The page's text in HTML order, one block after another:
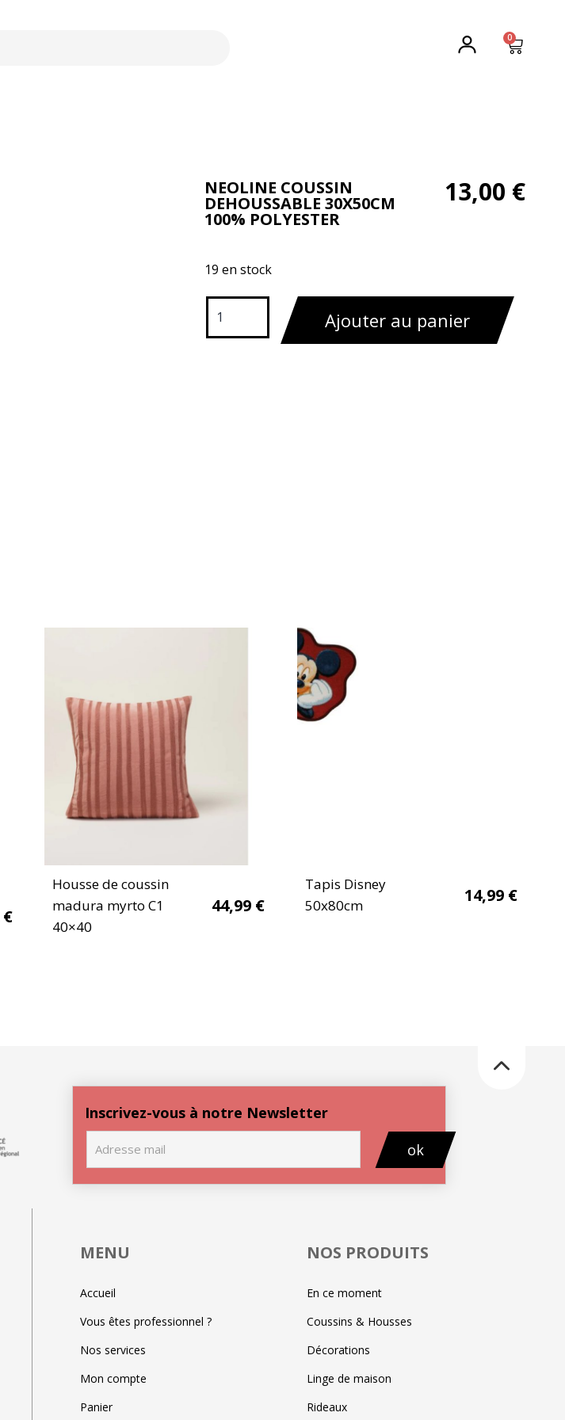
0
NEOLINE COUSSIN
DEHOUSSABLE 30X50CM
100% POLYESTER
13,00 €
19 en stock
Ajouter au panier
€
Housse de coussin
madura myrto C1
40×40
44,99 €
Tapis Disney
50x80cm
14,99 €
Inscrivez-vous à notre Newsletter
ok
MENU
Accueil
Vous êtes professionnel ?
Nos services
Mon compte
Panier
NOS PRODUITS
En ce moment
Coussins & Housses
Décorations
Linge de maison
Rideaux